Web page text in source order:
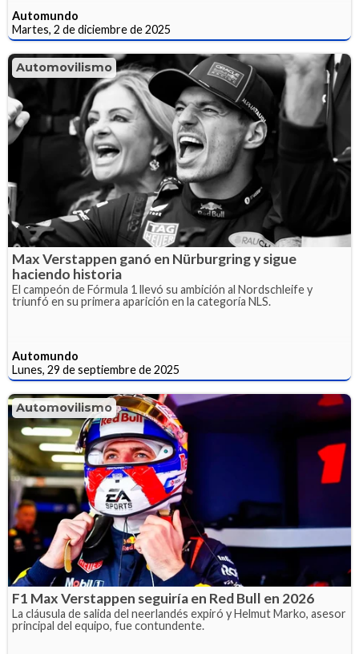
Automundo
Martes, 2 de diciembre de 2025
Automovilismo
Max Verstappen ganó en Nürburgring y sigue
haciendo historia
El campeón de Fórmula 1 llevó su ambición al Nordschleife y
triunfó en su primera aparición en la categoría NLS.
Automundo
Lunes, 29 de septiembre de 2025
Automovilismo
F1 Max Verstappen seguiría en Red Bull en 2026
La cláusula de salida del neerlandés expiró y Helmut Marko, asesor
principal del equipo, fue contundente.